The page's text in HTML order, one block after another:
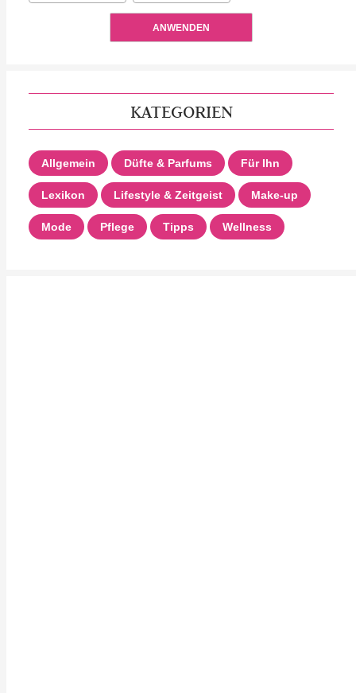
ANWENDEN
KATEGORIEN
Allgemein Düfte & Parfums Für Ihn
Lexikon Lifestyle & Zeitgeist Make-up
Mode Pflege Tipps Wellness